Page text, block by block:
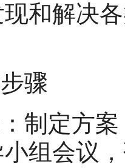
和解决
骤
制定方
组会议